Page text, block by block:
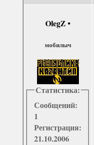
OlegZ •
мобилыч
Статистика:
Сообщений:
1
Регистрация:
21.10.2006